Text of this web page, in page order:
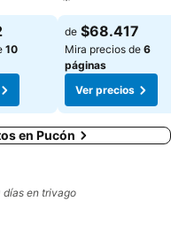
10
de $68.417
Mira precios de 6
páginas
Ver precios
en Pucón
días en trivago